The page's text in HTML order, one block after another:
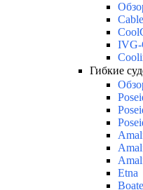
Cable
Гибкие
Etna